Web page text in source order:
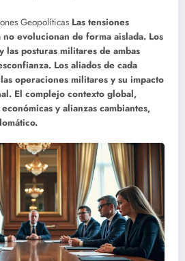
Geopolíticas Las tensiones
evolucionan de forma aislada. Los
las posturas militares de ambas
Los aliados de cada
operaciones militares y su impacto
El complejo contexto global,
y alianzas cambiantes,